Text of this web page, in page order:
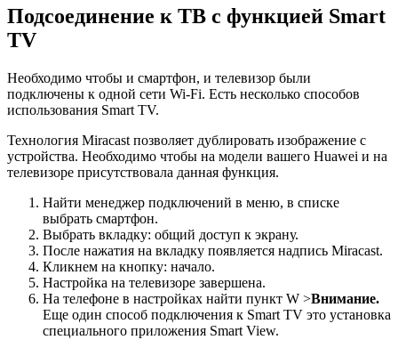
Подсоединение к ТВ с функцией Smart
TV
Необходимо чтобы и смартфон, и телевизор были
подключены к одной сети Wi-Fi. Есть несколько способов
использования Smart TV.
Технология Miracast позволяет дублировать изображение с
устройства. Необходимо чтобы на модели вашего Huawei и на
телевизоре присутствовала данная функция.
Найти менеджер подключений в меню, в списке
выбрать смартфон.
Выбрать вкладку: общий доступ к экрану.
После нажатия на вкладку появляется надпись Miracast.
Кликнем на кнопку: начало.
Настройка на телевизоре завершена.
На телефоне в настройках найти пункт W >Внимание.
Еще один способ подключения к Smart TV это установка
специального приложения Smart View.